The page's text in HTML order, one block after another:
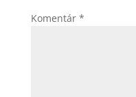
Komentár *